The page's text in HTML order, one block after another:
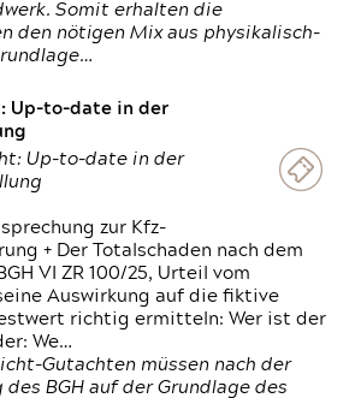
Somit erhalten die
den nötigen Mix aus physikalisch-
Up-to-date in der
Up-to-date in der
zur Kfz-
+ Der Totalschaden nach dem
VI ZR 100/25, Urteil vom
Auswirkung auf die fiktive
richtig ermitteln: Wer ist der
We…
Gutachten müssen nach der
des BGH auf der Grundlage des